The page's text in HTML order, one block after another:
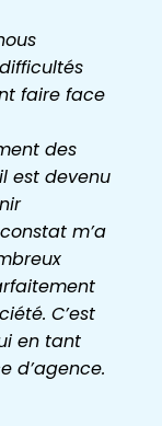
faire face
des
est devenu
m’a
C’est
en tant
d’agence.